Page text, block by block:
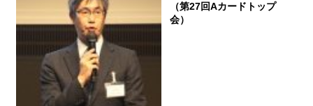
（第27回Aカードトップ
会）